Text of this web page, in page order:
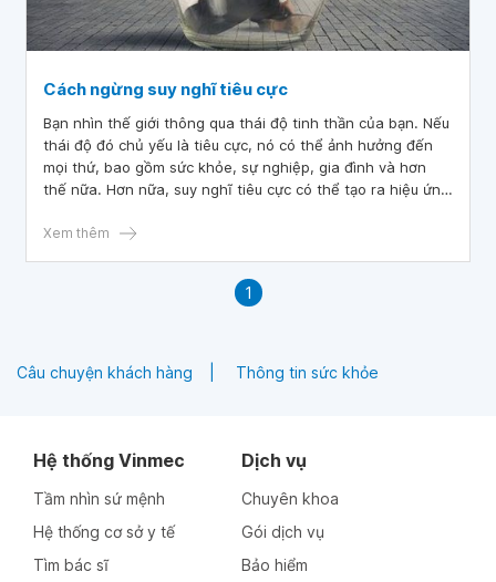
Cách ngừng suy nghĩ tiêu cực
Bạn nhìn thế giới thông qua thái độ tinh thần của bạn. Nếu
thái độ đó chủ yếu là tiêu cực, nó có thể ảnh hưởng đến
mọi thứ, bao gồm sức khỏe, sự nghiệp, gia đình và hơn
thế nữa. Hơn nữa, suy nghĩ tiêu cực có thể tạo ra hiệu ứng
chúng ta có thể từ từ tự rèn luyện cách suy nghĩ bằng
cách ngừng suy nghĩ tiêu cực.
Xem thêm
1
Câu chuyện khách hàng Thông tin sức khỏe
Hệ thống Vinmec
Tầm nhìn sứ mệnh
Hệ thống cơ sở y tế
Tìm bác sĩ
Dịch vụ
Chuyên khoa
Gói dịch vụ
Bảo hiểm